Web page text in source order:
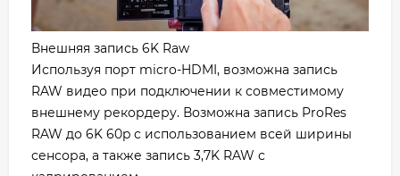
Внешняя запись 6K Raw
Используя порт micro-HDMI, возможна запись
RAW видео при подключении к совместимому
внешнему рекордеру. Возможна запись ProRes
RAW до 6K 60p с использованием всей ширины
сенсора, а также запись 3,7K RAW с